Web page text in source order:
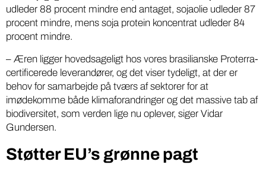
udleder 88 procent mindre end antaget, sojaolie udleder 87
procent mindre, mens soja protein koncentrat udleder 84
procent mindre.
– Æren ligger hovedsageligt hos vores brasilianske Proterra-
certificerede leverandører, og det viser tydeligt, at der er
behov for samarbejde på tværs af sektorer for at
imødekomme både klimaforandringer og det massive tab af
biodiversitet, som verden lige nu oplever, siger Vidar
Gundersen.
Støtter EU’s grønne pagt